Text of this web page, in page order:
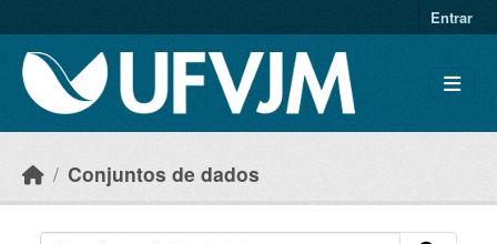
Entrar
Conjuntos de dados